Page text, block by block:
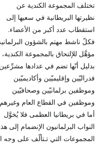
تختلف المجموعة الكندية عن
نظيرتها البريطانية في سعيها إلى
استقطاب عدد أكبر من الأعضاء.
فكلّ ناشط مهتم بالشؤون
مؤهَّل للإلتحاق بالمجموعة الكندية،
بدليل أنّها تضم في عدادها مشرِّعين
فدراليّين وإقليميّين وأكاديميّين
وموظفين برلمانيّين وصحافيّين
وموظفين في القطاع العام
أما في بريطانيا العظمى فلا يُخوَّل
النواب البرلمانيون الإنضمام إلى
المجموعات التي تـتألّف على